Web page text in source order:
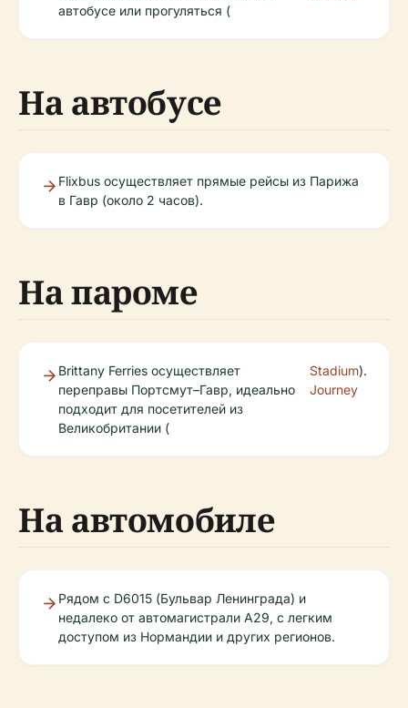
автобусе или прогуляться (
На автобусе
Flixbus осуществляет прямые рейсы из Парижа
в Гавр (около 2 часов).
На пароме
Brittany Ferries осуществляет
переправы Портсмут–Гавр, идеально
подходит для посетителей из
Великобритании (
Stadium
Journey
).
На автомобиле
Рядом с D6015 (Бульвар Ленинграда) и
недалеко от автомагистрали A29, с легким
доступом из Нормандии и других регионов.